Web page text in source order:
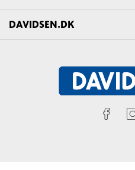
DAVIDSEN.DK